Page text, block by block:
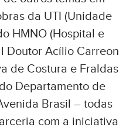
da UTI (Unidade
HMNO (Hospital e
Doutor Acílio Carreon
de Costura e Fraldas
Departamento de
Brasil – todas
com a iniciativa